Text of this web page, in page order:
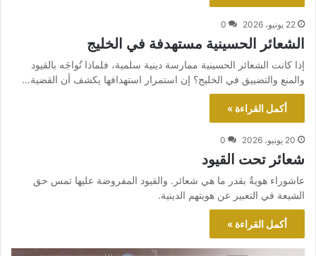
22 يونيو، 2026 0
الشعائر الحسينية مستهدفة في الخليج
إذا كانت الشعائر الحسينية ممارسة دينية سلمية، فلماذا تُواجَه بالقيود
والمنع والتضييق في الخليج؟ إن استمرار استهدافها يكشف أن القضية…
أكمل القراءة »
20 يونيو، 2026 0
شعائر تحت القيود
عاشوراء هويةٌ بقدر ما هي شعائر. والقيود المفروضة عليها تمس حق
الشيعة في التعبير عن هويتهم الدينية.
أكمل القراءة »